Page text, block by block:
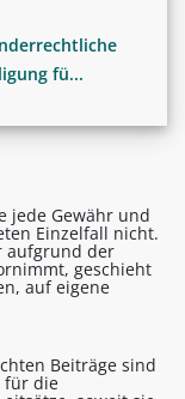
fü...
jede Gewähr und
Einzelfall nicht.
aufgrund der
geschieht
auf eigene
Beiträge sind
für die